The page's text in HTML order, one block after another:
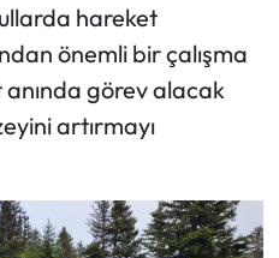
hareket
önemli bir çalışma
görev alacak
artırmayı